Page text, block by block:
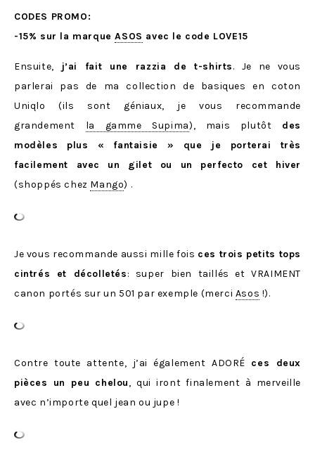
CODES PROMO:
-15% sur la marqueASOS avec le code LOVE15
Ensuite, j’ai fait une razzia de t-shirts. Je ne vous
parlerai pas de ma collection de basiques en coton
Uniqlo (ils sont géniaux, je vous recommande
grandement la gamme Supima), mais plutôt des
modèles plus « fantaisie » que je porterai très
facilement avec un gilet ou un perfecto cet hiver
(shoppés chez Mango) .
Je vous recommande aussi mille fois ces trois petits tops
cintrés et décolletés: super bien taillés et VRAIMENT
canon portés sur un 501 par exemple (merci Asos !).
Contre toute attente, j’ai également ADORÉ ces deux
pièces un peu chelou, qui iront finalement à merveille
avec n’importe quel jean ou jupe !